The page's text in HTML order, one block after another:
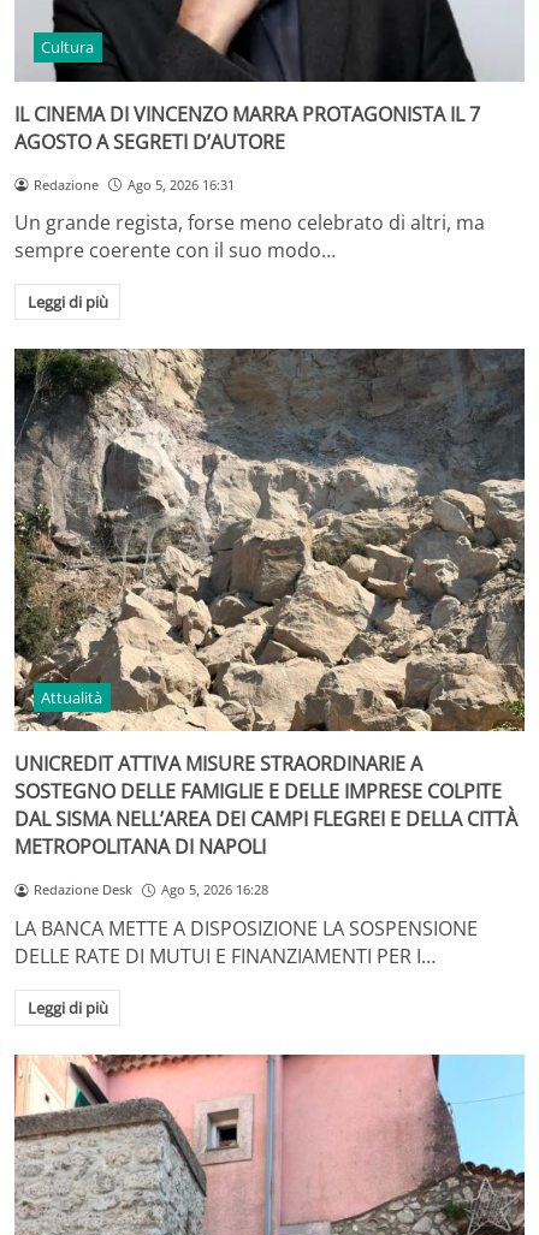
Cultura
IL CINEMA DI VINCENZO MARRA PROTAGONISTA IL 7
AGOSTO A SEGRETI D’AUTORE
Redazione Ago 5, 2026 16:31
Un grande regista, forse meno celebrato di altri, ma
sempre coerente con il suo modo…
Leggi di più
Attualità
UNICREDIT ATTIVA MISURE STRAORDINARIE A
SOSTEGNO DELLE FAMIGLIE E DELLE IMPRESE COLPITE
DAL SISMA NELL’AREA DEI CAMPI FLEGREI E DELLA CITTÀ
METROPOLITANA DI NAPOLI
Redazione Desk Ago 5, 2026 16:28
LA BANCA METTE A DISPOSIZIONE LA SOSPENSIONE
DELLE RATE DI MUTUI E FINANZIAMENTI PER I…
Leggi di più